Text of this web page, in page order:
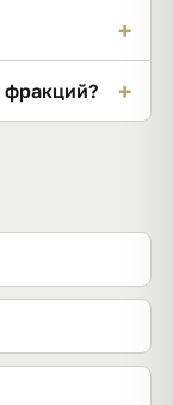
+
фракций? +